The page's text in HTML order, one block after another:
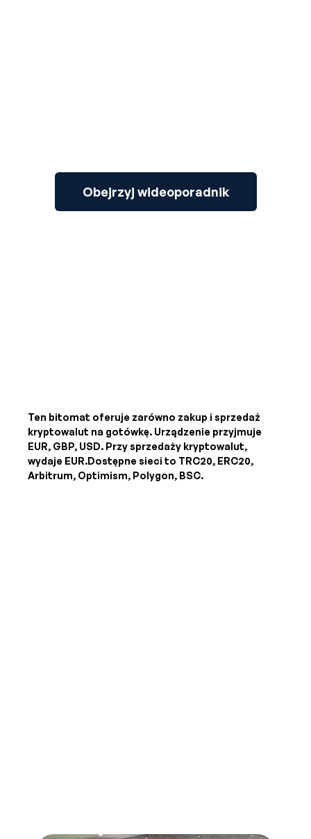
Obejrzyj wideoporadnik
Ten bitomat oferuje zarówno zakup i sprzedaż
kryptowalut na gotówkę. Urządzenie przyjmuje
EUR, GBP, USD. Przy sprzedaży kryptowalut,
wydaje EUR.Dostępne sieci to TRC20, ERC20,
Arbitrum, Optimism, Polygon, BSC.